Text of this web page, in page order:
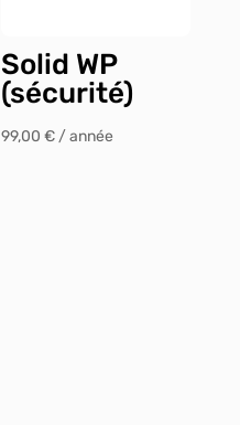
Solid WP
(sécurité)
99,00€/ année